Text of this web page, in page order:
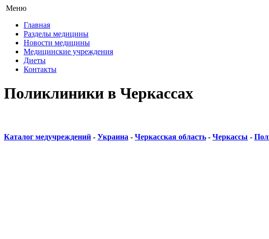
Меню
Главная
Разделы медицины
Новости медицины
Медицинские учреждения
Диеты
Контакты
Поликлиники в Черкассах
Каталог медучреждений - Украина - Черкасская область - Черкассы -